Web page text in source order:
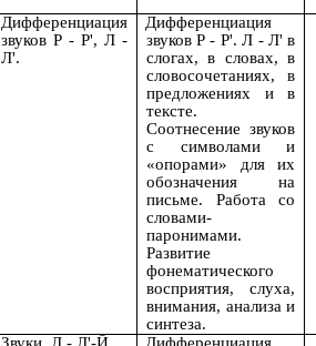
Дифференциация
звуков Р - Р', Л -
Л'.
Дифференциация
звуков Р - Р'. Л - Л' в
слогах, в словах, в
словосочетаниях, в
предложениях и в
тексте.
Соотнесение звуков
с символами и
«опорами» для их
обозначения на
письме. Работа со
словами-
паронимами.
Развитие
фонематического
восприятия, слуха,
внимания, анализа и
синтеза.